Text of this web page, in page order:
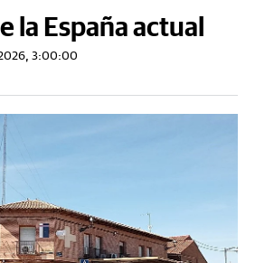
la España actual
2026, 3:00:00